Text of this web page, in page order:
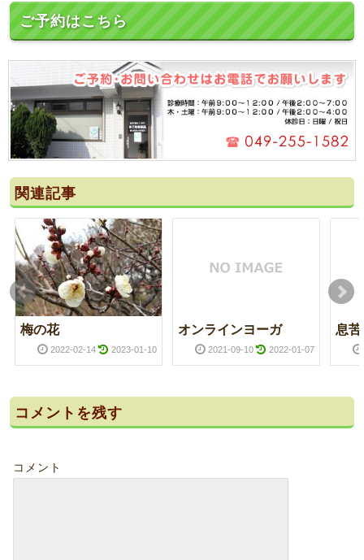
ご予約はこちら
関連記事
梅の花
2022-02-14 2023-01-10
オンラインヨーガ
2021-09-10 2022-01-07
息
コメントを残す
コメント